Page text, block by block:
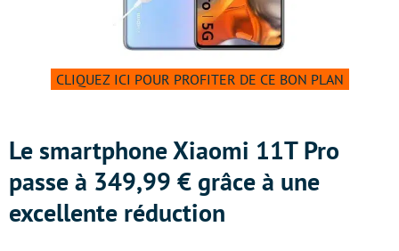
CLIQUEZ ICI POUR PROFITER DE CE BON PLAN
Le smartphone Xiaomi 11T Pro
passe à 349,99 € grâce à une
excellente réduction